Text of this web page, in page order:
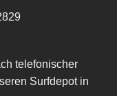
telefonischer
Surfdepot in